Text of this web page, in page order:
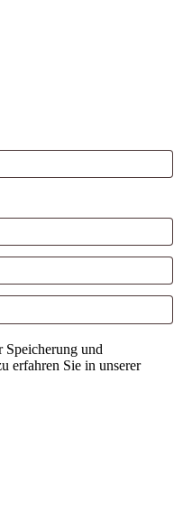
Speicherung und
erfahren Sie in unserer